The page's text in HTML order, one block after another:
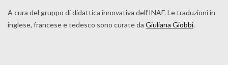
A cura del gruppo di didattica innovativa dell’INAF. Le traduzioni in
inglese, francese e tedesco sono curate da Giuliana Giobbi.